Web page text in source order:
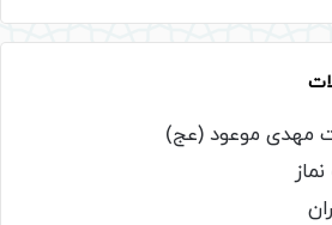
مهدی موعود (عج)